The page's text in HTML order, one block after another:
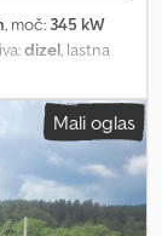
, moč: 345 kW
dizel, lastna
razdalja:
, voznikova
, emisijski razred:
postelj:
plošča,
Mali oglas